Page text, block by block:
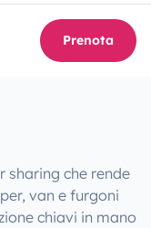
Prenota
sharing che rende
van e furgoni
chiavi in mano